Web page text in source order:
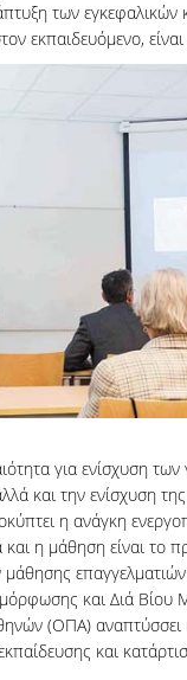
των εγκεφαλικών
εκπαιδευόμενο,
για ενίσχυση των
και την ενίσχυση
η ανάγκη
η μάθηση είναι το
μάθησης
και Διά
(ΟΠΑ) αναπτύσσει
και